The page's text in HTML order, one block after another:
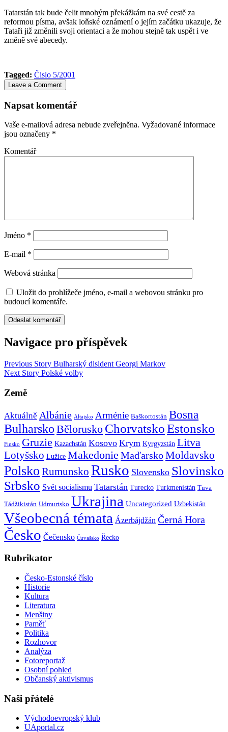
Tatarstán tak bude čelit mnohým překážkám na své cestě za
reformou písma, avšak loňské oznámení o jejím začátku ukazuje, že
Tataři již změnili svoji orientaci a že mohou stejně tak uspět i ve
změně své abecedy.
Tagged: Čislo 5/2001
Leave a Comment
Napsat komentář
Vaše e-mailová adresa nebude zveřejněna. Vyžadované informace
jsou označeny *
Komentář
Jméno *
E-mail *
Webová stránka
Uložit do prohlížeče jméno, e-mail a webovou stránku pro
budoucí komentáře.
Navigace pro příspěvek
Previous Story Bulharský disident Georgi Markov
Next Story Polské volby
Země
Aktuálně Albánie Altajsko Arménie Baškortostán Bosna
Bulharsko Bělorusko ChorvatskoEstonsko
Finsko Gruzie Kazachstán Kosovo Krym Kyrgyzstán Litva
Lotyšsko Lužice Makedonie MaďarskoMoldavsko
Polsko Rumunsko Rusko Slovensko Slovinsko
Srbsko Svět socialismu Tatarstán Turecko Turkmenistán Tuva
Tádžikistán Udmurtsko Ukrajina Uncategorized Uzbekistán
Všeobecná témata Ázerbájdžán Černá Hora
Česko Čečensko Čuvašsko Řecko
Rubrikator
Česko-Estonské číslo
Historie
Kultura
Literatura
Menšiny
Paměť
Politika
Rozhovor
Analýza
Fotoreportaž
Osobní pohled
Občanský aktivismus
Naši přátelé
Východoevropský klub
UAportal.cz